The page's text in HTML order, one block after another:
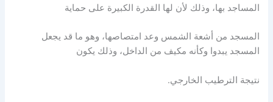
المساجد بها، وذلك لأن لها القدرة الكبيرة على حماية
المسجد من أشعة الشمس وعد امتصاصها، وهو ما قد يجعل
المسجد يبدوا وكأنه مكيف من الداخل، وذلك يكون
نتيجة الترطيب الخارجي.